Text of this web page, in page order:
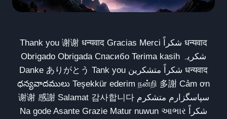
Thank you 谢谢 धन्यवाद Gracias Merci شكراً धन्यवाद
Obrigado Obrigada Спасибо Terima kasih شکریہ
Danke ありがとう Tank you شكراً متشكرين धन्यवाद
ధన్యవాదములు Teşekkür ederim நன்றி 多謝 Cảm ơn
谢谢 感謝 Salamat 감사합니다 سپاسگزارم متشکرم
Na gode Asante Grazie Matur nuwun આભાર شكراً